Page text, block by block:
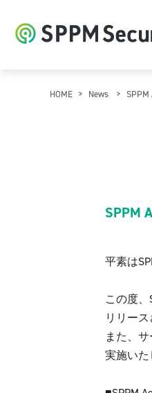
HOME News
SPPM
平素は
この度、
リリー
また、
実施いた